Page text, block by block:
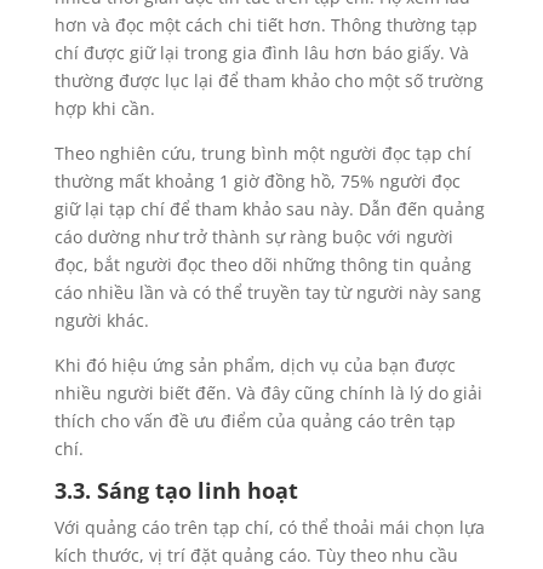
hơn và đọc một cách chi tiết hơn. Thông thường tạp
chí được giữ lại trong gia đình lâu hơn báo giấy. Và
thường được lục lại để tham khảo cho một số trường
hợp khi cần.
Theo nghiên cứu, trung bình một người đọc tạp chí
thường mất khoảng 1 giờ đồng hồ, 75% người đọc
giữ lại tạp chí để tham khảo sau này. Dẫn đến quảng
cáo dường như trở thành sự ràng buộc với người
đọc, bắt người đọc theo dõi những thông tin quảng
cáo nhiều lần và có thể truyền tay từ người này sang
người khác.
Khi đó hiệu ứng sản phẩm, dịch vụ của bạn được
nhiều người biết đến. Và đây cũng chính là lý do giải
thích cho vấn đề ưu điểm của quảng cáo trên tạp
chí.
3.3. Sáng tạo linh hoạt
Với quảng cáo trên tạp chí, có thể thoải mái chọn lựa
kích thước, vị trí đặt quảng cáo. Tùy theo nhu cầu